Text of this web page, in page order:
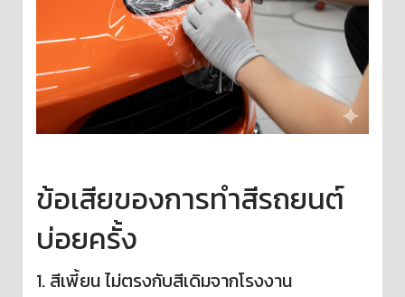
ข้อเสียของการทำสีรถยนต์
บ่อยครั้ง
1. สีเพี้ยน ไม่ตรงกับสีเดิมจากโรงงาน